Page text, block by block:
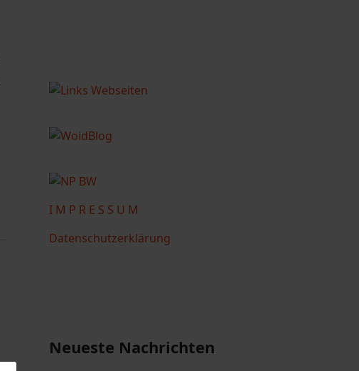
I M P R E S S U M
Datenschutzerklärung
Neueste Nachrichten